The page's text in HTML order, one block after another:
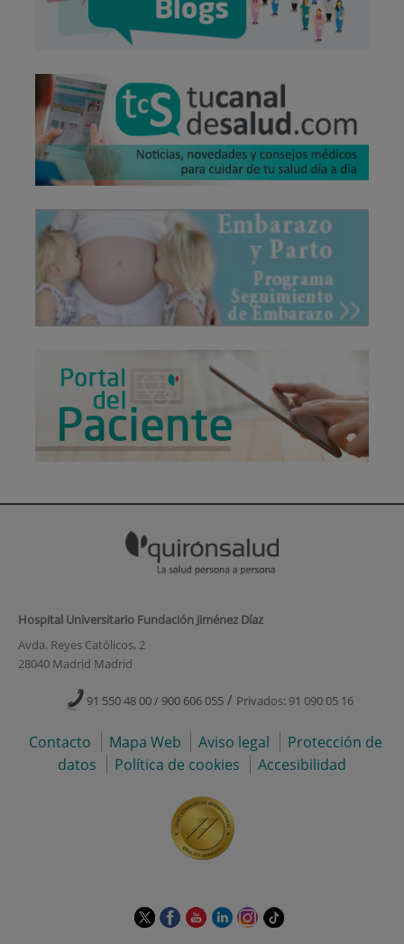
Hospital Universitario Fundación Jiménez Díaz
Avda. Reyes Católicos, 2
28040 Madrid Madrid
91 550 48 00 / 900 606 055 / Privados: 91 090 05 16
Contacto Mapa Web Aviso legal
Protección de
datos
Política de cookies Accesibilidad
EsteEsteEsteEsteEsteEnlace